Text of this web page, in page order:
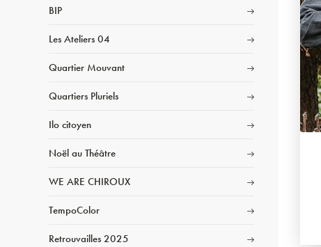
BIP
Les Ateliers 04
Quartier Mouvant
Quartiers Pluriels
Ilo citoyen
Noël au Théâtre
WE ARE CHIROUX
TempoColor
Retrouvailles 2025